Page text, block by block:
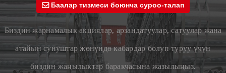
Баалар тизмеси боюнча суроо-талап
Биздин жарнамалык акциялар, арзандатуулар, сатуулар жана
атайын сунуштар жөнүндө кабардар болуп туруу үчүн
биздин жаңылыктар баракчасына жазылыңыз.